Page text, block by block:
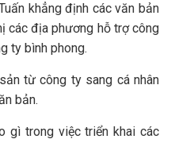
khẳng định các văn bản
các địa phương hỗ trợ công
ty bình phong.
từ công ty sang cá nhân
bản.
gì trong việc triển khai các